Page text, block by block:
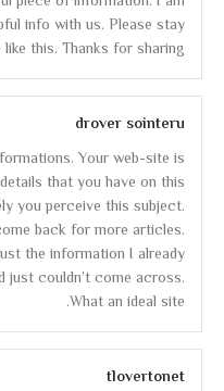
info with us. Please stay
this. Thanks for sharing.
drover sointeru
Your web-site is
that you have on this
you perceive this subject.
back for more articles.
the information I already
just couldn’t come across.
What an ideal site.
tlovertonet